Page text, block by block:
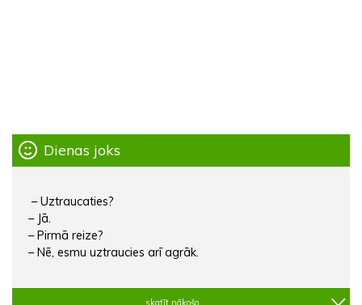
Dienas joks
– Uztraucaties?
– Jā.
– Pirmā reize?
– Nē, esmu uztraucies arī agrāk.
skatīt nākošo